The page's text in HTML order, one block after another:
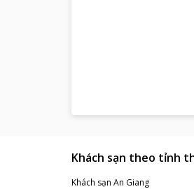
Khách sạn theo tỉnh
Khách sạn An Giang